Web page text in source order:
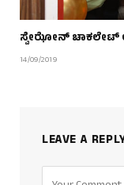
ಸ್ವೇಝೋನ್ ಚಾಕಲೇಟ್
14/09/2019
LEAVE A